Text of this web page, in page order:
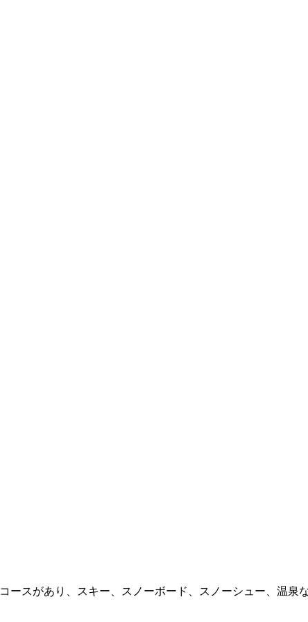
ースがあり、スキー、スノーボード、スノーシュー、温